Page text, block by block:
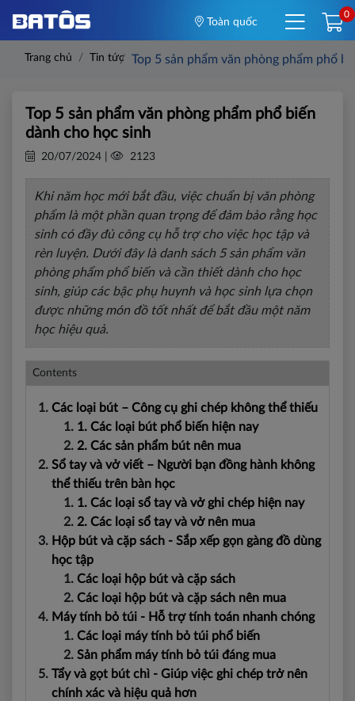
Toàn quốc
0
Trang chủ Tin tức Top 5 sản phẩm văn phòng phẩm phổ
Top 5 sản phẩm văn phòng phẩm phổ biến
dành cho học sinh
20/07/2024 | 2123
Khi năm học mới bắt đầu, việc chuẩn bị văn phòng
phẩm là một phần quan trọng để đảm bảo rằng học
sinh có đầy đủ công cụ hỗ trợ cho việc học tập và
rèn luyện. Dưới đây là danh sách 5 sản phẩm văn
phòng phẩm phổ biến và cần thiết dành cho học
sinh, giúp các bậc phụ huynh và học sinh lựa chọn
được những món đồ tốt nhất để bắt đầu một năm
học hiệu quả.
Contents
Các loại bút – Công cụ ghi chép không thể thiếu
1. Các loại bút phổ biến hiện nay
2. Các sản phẩm bút nên mua
Sổ tay và vở viết – Người bạn đồng hành không
thể thiếu trên bàn học
1. Các loại sổ tay và vở ghi chép hiện nay
2. Các loại sổ tay và vở nên mua
Hộp bút và cặp sách - Sắp xếp gọn gàng đồ dùng
học tập
Các loại hộp bút và cặp sách
Các loại hộp bút và cặp sách nên mua
Máy tính bỏ túi - Hỗ trợ tính toán nhanh chóng
Các loại máy tính bỏ túi phổ biến
Sản phẩm máy tính bỏ túi đáng mua
Tẩy và gọt bút chì - Giúp việc ghi chép trở nên
chính xác và hiệu quả hơn